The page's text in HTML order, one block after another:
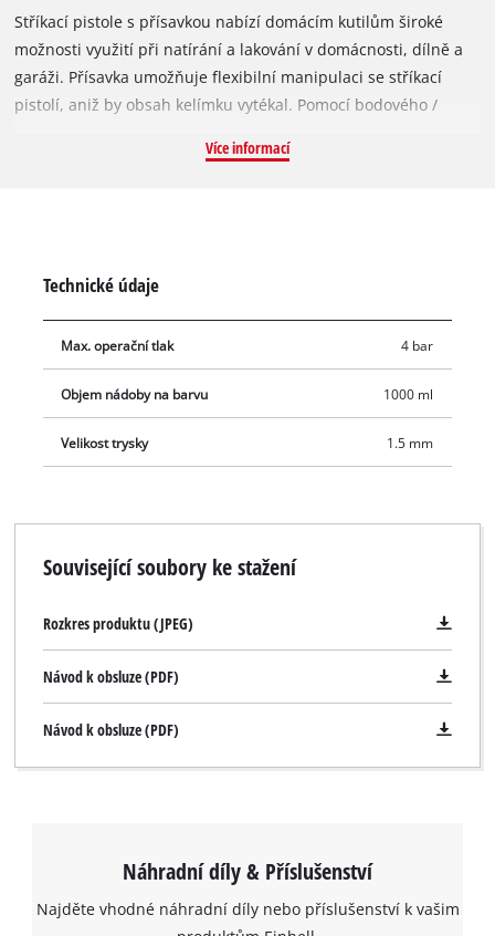
Stříkací pistole s přísavkou nabízí domácím kutilům široké
možnosti využití při natírání a lakování v domácnosti, dílně a
garáži. Přísavka umožňuje flexibilní manipulaci se stříkací
pistolí, aniž by obsah kelímku vytékal. Pomocí bodového /
přesně nastavit pro daný úkol. Otočná tryska umožňuje
připojení k rychlospojce na stlačený vzduch je součástí
dodávky.
Více informací
Technické údaje
Max. operační tlak 4 bar
Objem nádoby na barvu 1000 ml
Velikost trysky 1.5 mm
Související soubory ke stažení
Rozkres produktu (JPEG)
Návod k obsluze (PDF)
Návod k obsluze (PDF)
Náhradní díly & Příslušenství
Najděte vhodné náhradní díly nebo příslušenství k vašim